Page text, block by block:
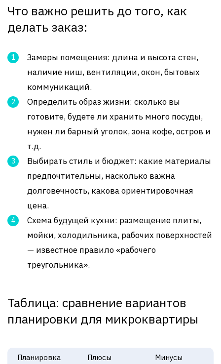
Что важно решить до того, как
делать заказ:
Замеры помещения: длина и высота стен,
наличие ниш, вентиляции, окон, бытовых
коммуникаций.
Определить образ жизни: сколько вы
готовите, будете ли хранить много посуды,
нужен ли барный уголок, зона кофе, остров и
т.д.
Выбирать стиль и бюджет: какие материалы
предпочтительны, насколько важна
долговечность, какова ориентировочная
цена.
Схема будущей кухни: размещение плиты,
мойки, холодильника, рабочих поверхностей
— известное правило «рабочего
треугольника».
Таблица: сравнение вариантов
планировки для микроквартиры
Планировка Плюсы Минусы